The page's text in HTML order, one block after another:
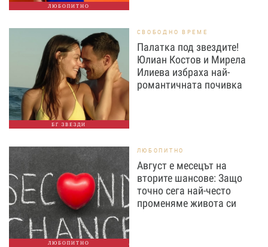
ЛЮБОПИТНО
БГ ЗВЕЗДИ
СВОБОДНО ВРЕМЕ
Палатка под звездите!
Юлиан Костов и Мирела
Илиева избраха най-
романтичната почивка
ЛЮБОПИТНО
ЛЮБОПИТНО
Август е месецът на
вторите шансове: Защо
точно сега най-често
променяме живота си